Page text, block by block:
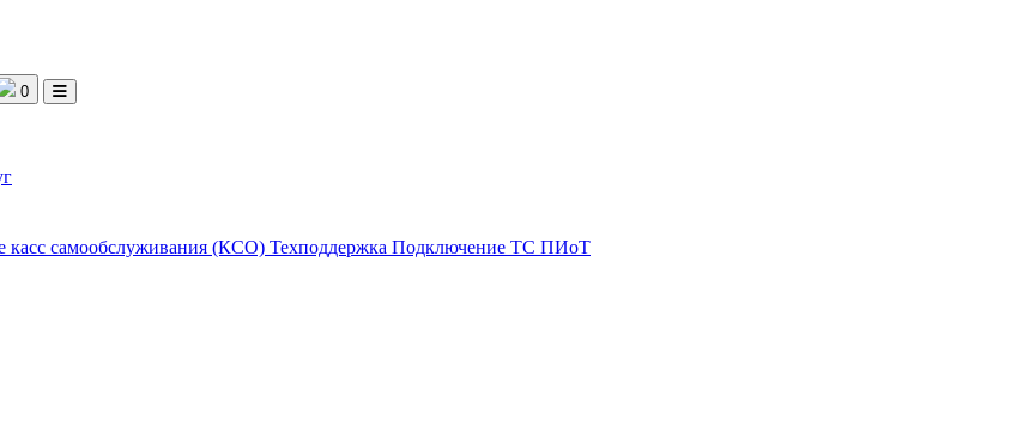
0
касс самообслуживания (КСО) Техподдержка Подключение ТС ПИоТ